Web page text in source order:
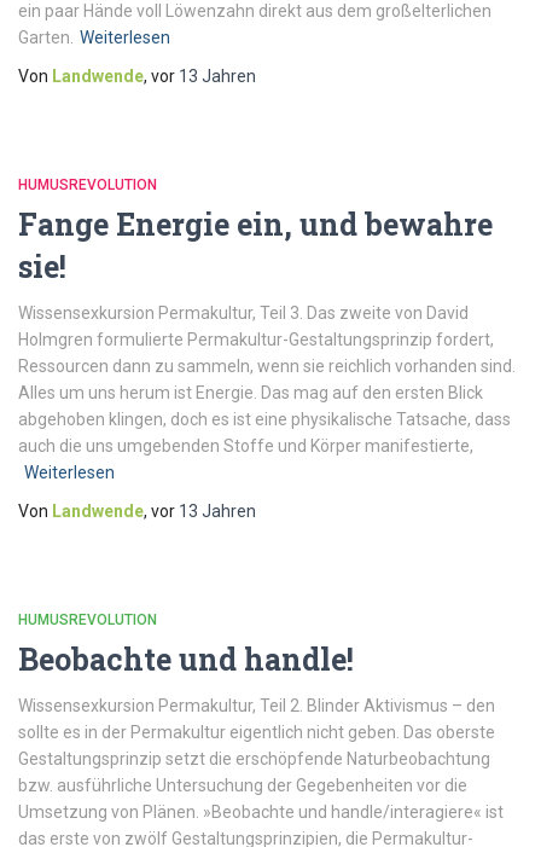
ein paar Hände voll Löwenzahn direkt aus dem großelterlichen
Garten. Weiterlesen
Von Landwende, vor 13 Jahren
HUMUSREVOLUTION
Fange Energie ein, und bewahre
sie!
Wissensexkursion Permakultur, Teil 3. Das zweite von David
Holmgren formulierte Permakultur-Gestaltungsprinzip fordert,
Ressourcen dann zu sammeln, wenn sie reichlich vorhanden sind.
Alles um uns herum ist Energie. Das mag auf den ersten Blick
abgehoben klingen, doch es ist eine physikalische Tatsache, dass
auch die uns umgebenden Stoffe und Körper manifestierte,
Weiterlesen
Von Landwende, vor 13 Jahren
HUMUSREVOLUTION
Beobachte und handle!
Wissensexkursion Permakultur, Teil 2. Blinder Aktivismus – den
sollte es in der Permakultur eigentlich nicht geben. Das oberste
Gestaltungsprinzip setzt die erschöpfende Naturbeobachtung
bzw. ausführliche Untersuchung der Gegebenheiten vor die
Umsetzung von Plänen. »Beobachte und handle/interagiere« ist
das erste von zwölf Gestaltungsprinzipien, die Permakultur-